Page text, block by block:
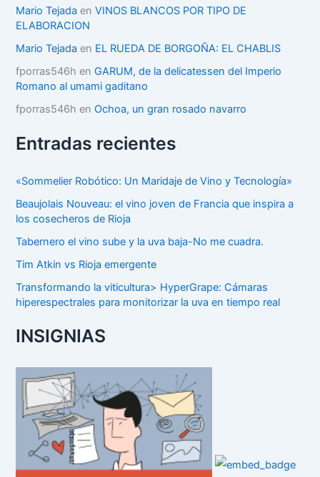
a
s
Mario Tejada enVINOS BLANCOS POR TIPO DE
ELABORACION
Mario Tejada en EL RUEDA DE BORGOÑA: EL CHABLIS
fporras546h en GARUM, de la delicatessen del Imperio
Romano al umami gaditano
fporras546h en Ochoa, un gran rosado navarro
Entradas recientes
«Sommelier Robótico: Un Maridaje de Vino y Tecnología»
Beaujolais Nouveau: el vino joven de Francia que inspira a
los cosecheros de Rioja
Tabernero el vino sube y la uva baja-No me cuadra.
Tim Atkin vs Rioja emergente
Transformando la viticultura> HyperGrape: Cámaras
hiperespectrales para monitorizar la uva en tiempo real
INSIGNIAS